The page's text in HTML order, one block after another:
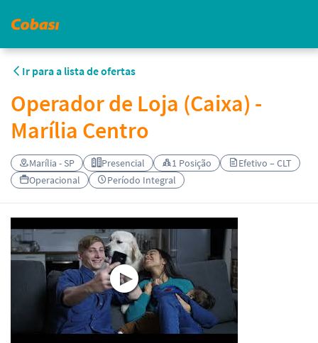
Ir para a lista de ofertas
Operador de Loja (Caixa) -
Marília Centro
Marília - SP Presencial 1 Posição
Efetivo – CLT
Operacional
Período Integral